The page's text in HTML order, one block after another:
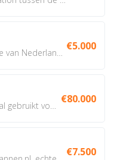
€5.000
€80.000
€7.500